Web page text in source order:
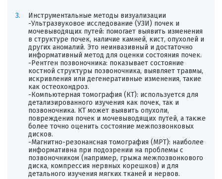
Инструментальные методы визуализации
-Ультразвуковое исследование (УЗИ) почек и
мочевыводящих путей: помогает выявить изменения
в структуре почек, наличие камней, кист, опухолей и
других аномалий. Это неинвазивный и достаточно
информативный метод для оценки состояния почек.
-Рентген позвоночника: показывает состояние
костной структуры позвоночника, выявляет травмы,
искривления или дегенеративные изменения, такие
как остеохондроз.
-Компьютерная томография (КТ): используется для
детализированного изучения как почек, так и
позвоночника. КТ может выявить опухоли,
повреждения почек и мочевыводящих путей, а также
более точно оценить состояние межпозвонковых
дисков.
-Магнитно-резонансная томография (МРТ): наиболее
информативна при подозрении на проблемы с
позвоночником (например, грыжа межпозвонкового
диска, компрессия нервных корешков) и для
детального изучения мягких тканей и нервов.